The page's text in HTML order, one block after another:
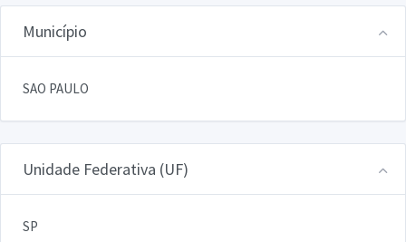
Município
SAO PAULO
Unidade Federativa (UF)
SP